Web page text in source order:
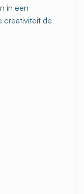
in een
creativiteit de